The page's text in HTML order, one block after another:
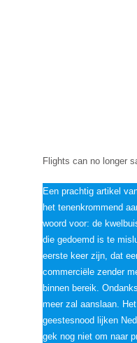
Flights can no longer
Een prachtig artikel
het tenenkrommend
woord voor: de
die gedoemd is te
eerste keer zijn, dat
commerciële zender
binnen bereik.
meer zal aanslaan.
geestesnood lijken
gek nog niet om naar